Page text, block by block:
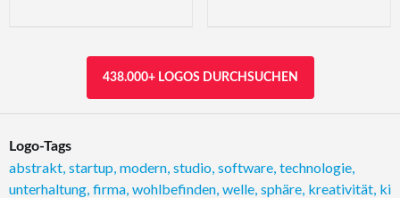
438.000+ LOGOS DURCHSUCHEN
Logo-Tags
abstrakt startup modern studio software technologie
unterhaltung firma wohlbefinden welle sphäre kreativität ki